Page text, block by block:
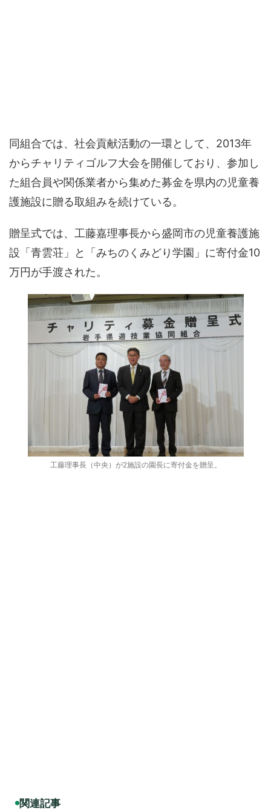
同組合では、社会貢献活動の一環として、2013年
からチャリティゴルフ大会を開催しており、参加し
た組合員や関係業者から集めた募金を県内の児童養
護施設に贈る取組みを続けている。
贈呈式では、工藤嘉理事長から盛岡市の児童養護施
設「青雲荘」と「みちのくみどり学園」に寄付金10
万円が手渡された。
工藤理事長（中央）が2施設の園長に寄付金を贈呈。
関連記事